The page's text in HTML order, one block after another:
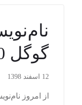
گوگل 2020
12 اسفند 1398